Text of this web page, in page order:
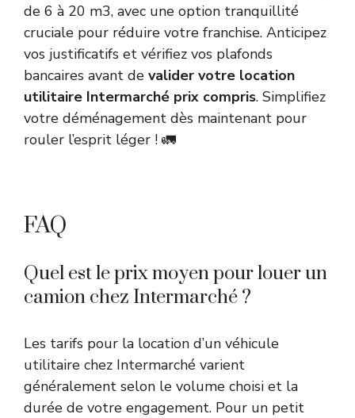
de 6 à 20 m3, avec une option tranquillité
cruciale pour réduire votre franchise. Anticipez
vos justificatifs et vérifiez vos plafonds
bancaires avant de valider votre location
utilitaire Intermarché prix compris. Simplifiez
votre déménagement dès maintenant pour
rouler l’esprit léger ! 🚛
FAQ
Quel est le prix moyen pour louer un
camion chez Intermarché ?
Les tarifs pour la location d’un véhicule
utilitaire chez Intermarché varient
généralement selon le volume choisi et la
durée de votre engagement. Pour un petit